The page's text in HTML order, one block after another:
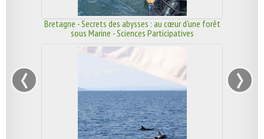
Bretagne - Secrets des abysses : au cœur d'une forêt
sous Marine - Sciences Participatives
‹ ›